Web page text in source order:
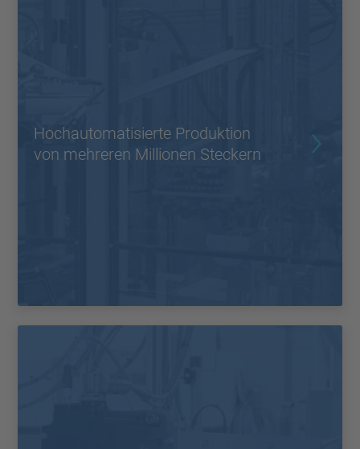
Hochautomatisierte Produktion
von mehreren Millionen Steckern